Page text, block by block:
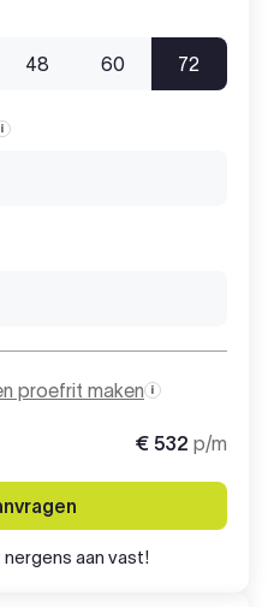
48 60 72
Aanbetaling
proefrit maken
€ 532 p/m
aan vast!